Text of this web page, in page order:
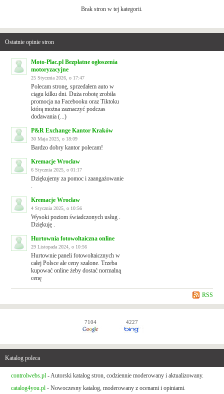
Brak stron w tej kategorii.
Ostatnie opinie stron
Moto-Plac.pl Bezpłatne ogłoszenia
motoryzacyjne
25 Stycznia 2026, o 17:47
Polecam stronę, sprzedałem auto w
ciągu kilku dni. Duża robotę zrobiła
promocja na Facebooku oraz Tiktoku
którą można zaznaczyć podczas
dodawania (...)
P&R Exchange Kantor Kraków
30 Maja 2025, o 18:09
Bardzo dobry kantor polecam!
Kremacje Wrocław
6 Stycznia 2025, o 01:17
Dziękujemy za pomoc i zaangażowanie
Kremacje Wrocław
4 Stycznia 2025, o 10:56
Wysoki poziom świadczonych usług .
Dziękuję .
Hurtownia fotowoltaiczna online
29 Listopada 2024, o 10:56
Hurtownie paneli fotowoltaicznych w
całej Polsce ale ceny szalone. Trzeba
kupować online żeby dostać normalną
cenę
RSS
7104 4227
Katalog poleca
controlwebs.pl - Autorski katalog stron, codziennie moderowany i aktualizowany.
catalog4you.pl - Nowoczesny katalog, moderowany z ocenami i opiniami.